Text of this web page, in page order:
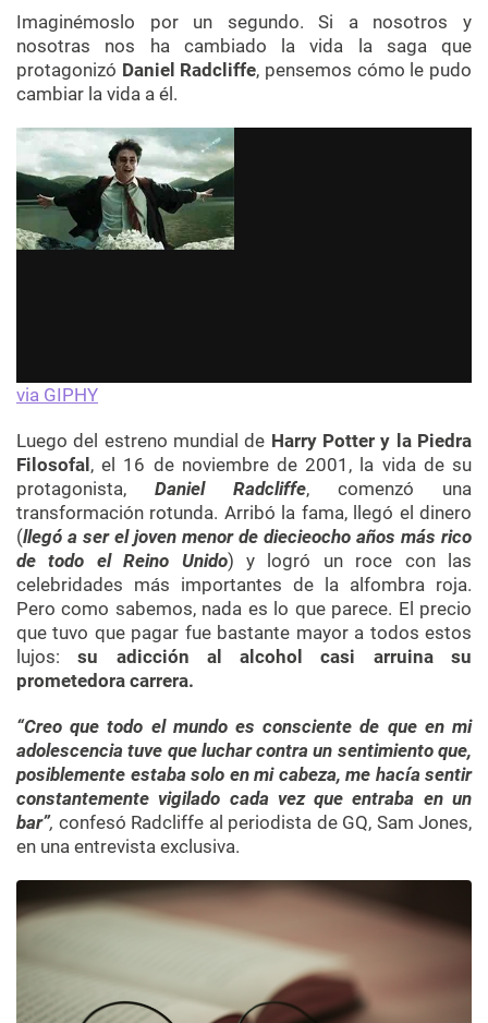
Imaginémoslo por un segundo. Si a nosotros y
nosotras nos ha cambiado la vida la saga que
protagonizó Daniel Radcliffe, pensemos cómo le pudo
cambiar la vida a él.
via GIPHY
Luego del estreno mundial de Harry Potter y la Piedra
Filosofal , el 16 de noviembre de 2001, la vida de su
protagonista, Daniel Radcliffe, comenzó una
transformación rotunda. Arribó la fama, llegó el dinero
(llegó a ser el joven menor de diecieocho años más rico
de todo el Reino Unido) y logró un roce con las
celebridades más importantes de la alfombra roja.
Pero como sabemos, nada es lo que parece. El precio
que tuvo que pagar fue bastante mayor a todos estos
lujos:su adicción al alcohol casi arruina su
prometedora carrera.
“Creo que todo el mundo es consciente de que en mi
adolescencia tuve que luchar contra un sentimiento que,
posiblemente estaba solo en mi cabeza, me hacía sentir
constantemente vigilado cada vez que entraba en un
bar”, confesó Radcliffe al periodista de GQ, Sam Jones,
en una entrevista exclusiva.